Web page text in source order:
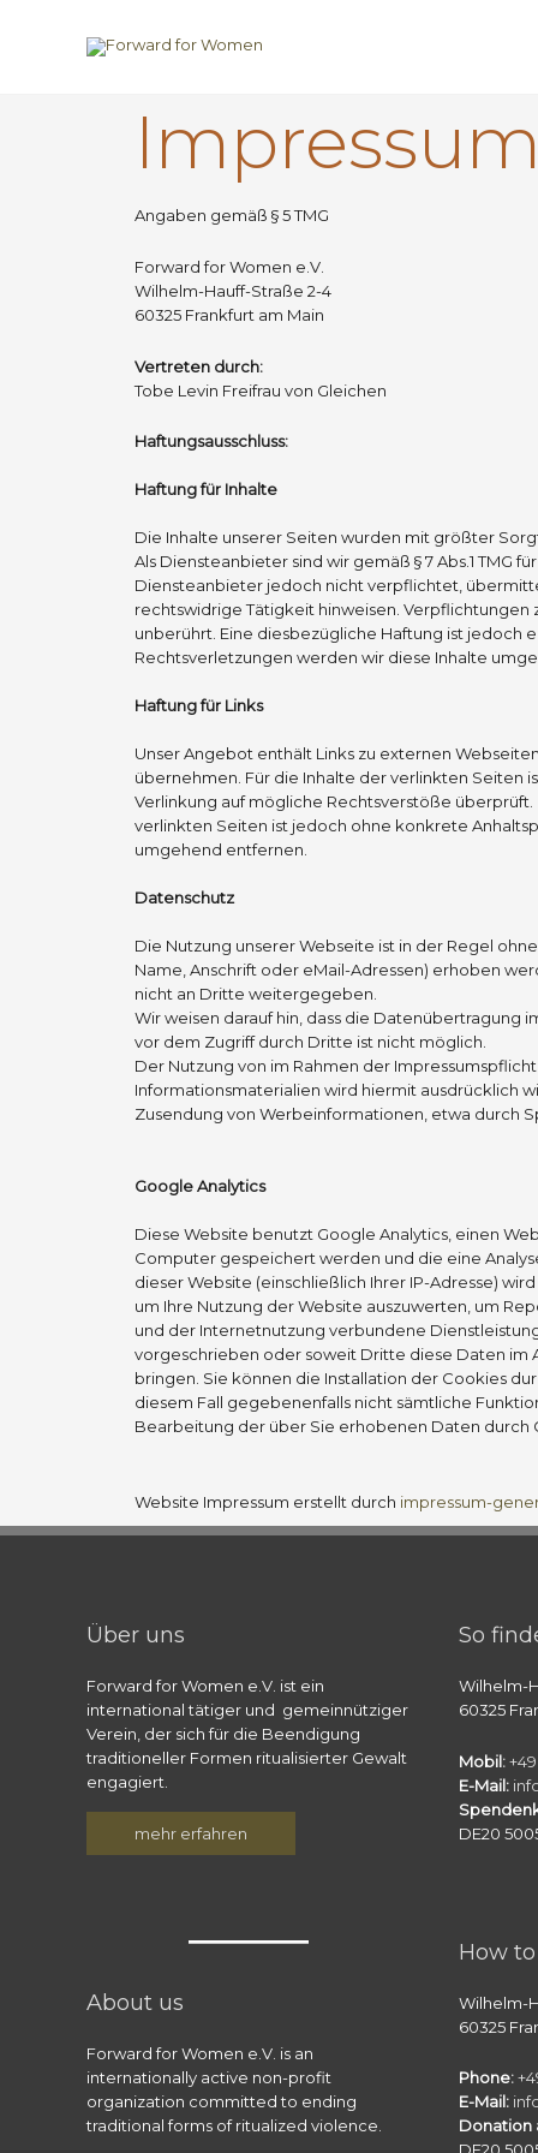
Angaben gemäß § 5 TMG
Forward for Women e.V.
Wilhelm-Hauff-Straße 2-4
60325 Frankfurt am Main
Vertreten durch:
Tobe Levin Freifrau von Gleichen
Haftungsausschluss:
Haftung für Inhalte
Die Inhalte unserer Seiten wurden mit größter
Als Diensteanbieter sind wir gemäß § 7 Abs.1 TMG
Diensteanbieter jedoch nicht verpflichtet,
rechtswidrige Tätigkeit hinweisen.
unberührt. Eine diesbezügliche Haftung ist
Rechtsverletzungen werden wir diese Inhalte
Haftung für Links
Unser Angebot enthält Links zu externen
übernehmen. Für die Inhalte der verlinkten
Verlinkung auf mögliche Rechtsverstöße
verlinkten Seiten ist jedoch ohne konkrete
umgehend entfernen.
Datenschutz
Die Nutzung unserer Webseite ist in der Regel
Name, Anschrift oder eMail-Adressen) erhoben
nicht an Dritte weitergegeben.
Wir weisen darauf hin, dass die Datenübertragung
vor dem Zugriff durch Dritte ist nicht möglich.
Der Nutzung von im Rahmen der
Informationsmaterialien wird hiermit ausdrücklich
Zusendung von Werbeinformationen, etwa durch
Google Analytics
Diese Website benutzt Google Analytics, einen
Computer gespeichert werden und die eine
dieser Website (einschließlich Ihrer IP-Adresse)
um Ihre Nutzung der Website auszuwerten, um
und der Internetnutzung verbundene
vorgeschrieben oder soweit Dritte diese Daten im
bringen. Sie können die Installation der Cookies
diesem Fall gegebenenfalls nicht sämtliche
Bearbeitung der über Sie erhobenen Daten durch
Website Impressum erstellt durch impressum-
Über uns
Forward for Women e.V. ist ein
international tätiger und gemeinnütziger
Verein, der sich für die Beendigung
traditioneller Formen ritualisierter Gewalt
engagiert.
mehr erfahren
About us
Forward for Women e.V. is an
internationally active non-profit
organization committed to ending
traditional forms of ritualized violence.
So
Wilhelm-
60325
Mobil:
E-Mail:
DE20
How
Wilhelm-
60325
Phone:
E-Mail:
Donation